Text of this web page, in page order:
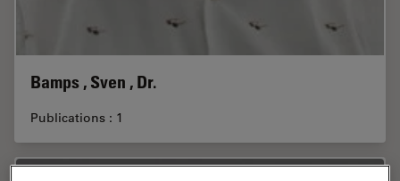
Bamps , Sven , Dr.
Publications : 1